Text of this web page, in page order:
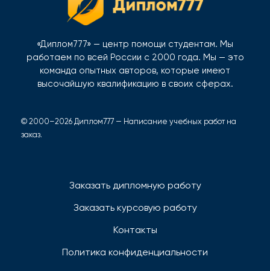
«Диплом777» — центр помощи студентам. Мы
работаем по всей России с 2000 года. Мы — это
команда опытных авторов, которые имеют
высочайшую квалификацию в своих сферах.
© 2000–2026 Диплом777 — Написание учебных работ на
заказ.
Заказать дипломную работу
Заказать курсовую работу
Контакты
Политика конфиденциальности